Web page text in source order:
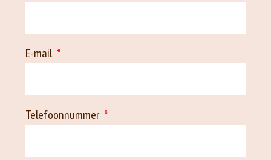
E-mail
Telefoonnummer